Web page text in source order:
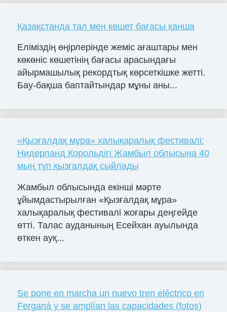
Қазақстанда тал мен көшет бағасы қанша
Еліміздің өңірлерінде жеміс ағаштары мен
көкөніс көшетінің бағасы арасындағы
айырмашылық рекордтық көрсеткішке жетті.
Бау-бақша баптайтындар мұны аны...
«Қызғалдақ мұра» халықаралық фестивалі:
Нидерланд Корольдігі Жамбыл облысына 40
мың түп қызғалдақ сыйлады
Жамбыл облысында екінші мәрте
ұйымдастырылған «Қызғалдақ мұра»
халықаралық фестивалі жоғары деңгейде
өтті. Талас ауданының Есейхан ауылында
өткен ауқ...
Se pone en marcha un nuevo tren eléctrico en
Ferganá y se amplían las capacidades (fotos)